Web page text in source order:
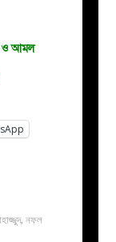
ও আমল
, নফল